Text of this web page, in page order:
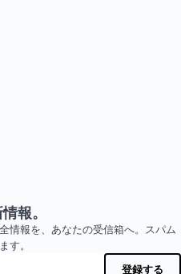
報。
情報を、あなたの受信箱へ。スパム
す。
登録する